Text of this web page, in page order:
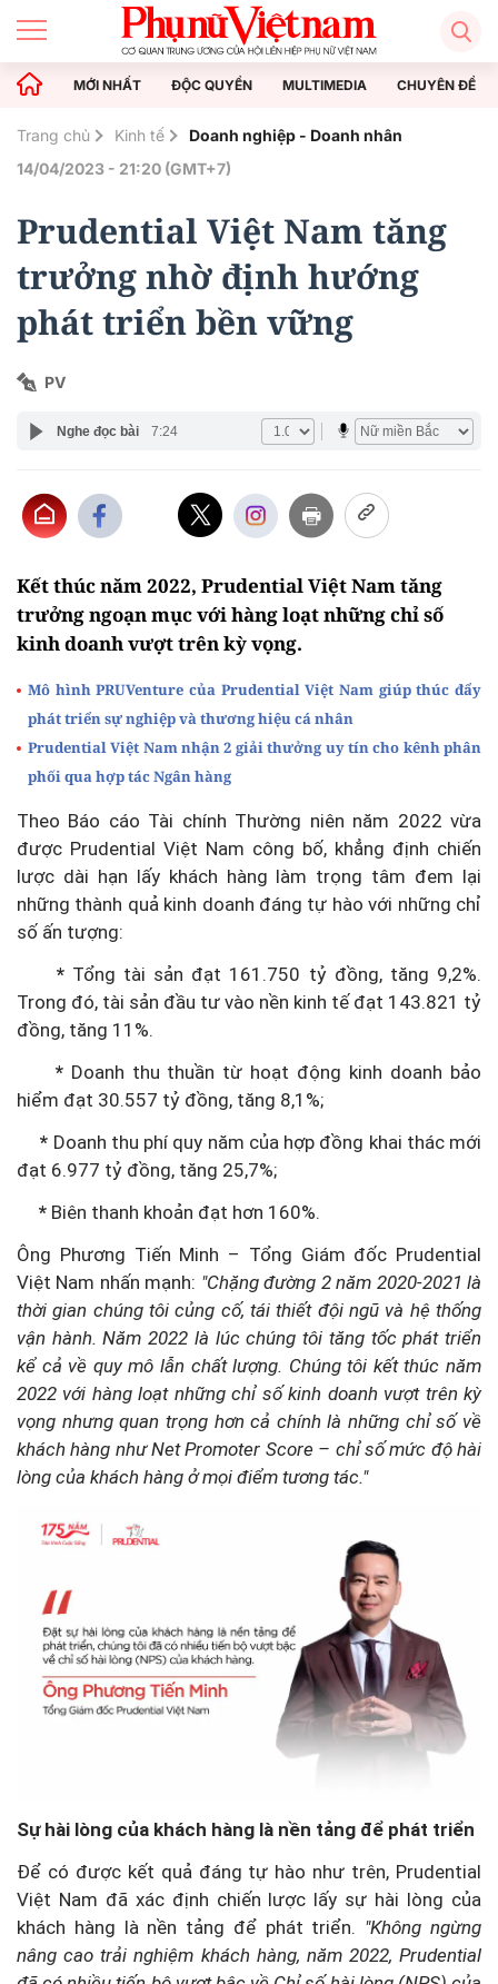
MỚI NHẤT ĐỘC QUYỀN MULTIMEDIA CHUYÊN ĐỀ
Trang chủ Kinh tế
Doanh nghiệp - Doanh nhân
14/04/2023 - 21:20 (GMT+7)
Prudential Việt Nam tăng
trưởng nhờ định hướng
phát triển bền vững
PV
Nghe đọc bài 7:24
Kết thúc năm 2022, Prudential Việt Nam tăng
trưởng ngoạn mục với hàng loạt những chỉ số
kinh doanh vượt trên kỳ vọng.
Mô hình PRUVenture của Prudential Việt Nam giúp thúc đẩy
phát triển sự nghiệp và thương hiệu cá nhân
Prudential Việt Nam nhận 2 giải thưởng uy tín cho kênh phân
phối qua hợp tác Ngân hàng
Theo Báo cáo Tài chính Thường niên năm 2022 vừa
được Prudential Việt Nam công bố, khẳng định chiến
lược dài hạn lấy khách hàng làm trọng tâm đem lại
những thành quả kinh doanh đáng tự hào với những chỉ
số ấn tượng:
* Tổng tài sản đạt 161.750 tỷ đồng, tăng 9,2%.
Trong đó, tài sản đầu tư vào nền kinh tế đạt 143.821 tỷ
đồng, tăng 11%.
*Doanh thu thuần từ hoạt động kinh doanh bảo
hiểm đạt 30.557 tỷ đồng, tăng 8,1%;
* Doanh thu phí quy năm của hợp đồng khai thác mới
đạt 6.977 tỷ đồng, tăng 25,7%;
* Biên thanh khoản đạt hơn 160%.
Ông Phương Tiến Minh – Tổng Giám đốc Prudential
Việt Nam nhấn mạnh: "Chặng đường 2 năm 2020-2021 là
thời gian chúng tôi củng cố, tái thiết đội ngũ và hệ thống
vận hành. Năm 2022 là lúc chúng tôi tăng tốc phát triển
kể cả về quy mô lẫn chất lượng. Chúng tôi kết thúc năm
2022 với hàng loạt những chỉ số kinh doanh vượt trên kỳ
vọng nhưng quan trọng hơn cả chính là những chỉ số về
khách hàng như Net Promoter Score – chỉ số mức độ hài
lòng của khách hàng ở mọi điểm tương tác."
Sự hài lòng của khách hàng là nền tảng để phát triển
Để có được kết quả đáng tự hào như trên, Prudential
Việt Nam đã xác định chiến lược lấy sự hài lòng của
khách hàng là nền tảng để phát triển. "Không ngừng
nâng cao trải nghiệm khách hàng, năm 2022, Prudential